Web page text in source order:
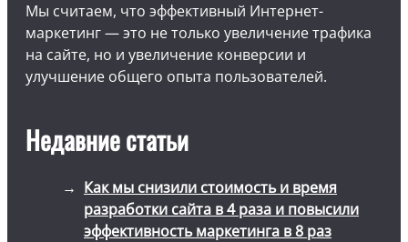
Мы считаем, что эффективный Интернет-
маркетинг — это не только увеличение трафика
на сайте, но и увеличение конверсии и
улучшение общего опыта пользователей.
Недавние статьи
Как мы снизили стоимость и время
разработки сайта в 4 раза и повысили
эффективность маркетинга в 8 раз